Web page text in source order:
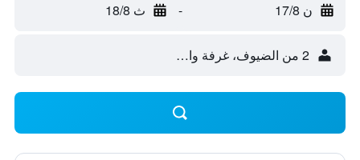
ن 17/8 - ث 18/8
2 من الضيوف، غرفة واحدة